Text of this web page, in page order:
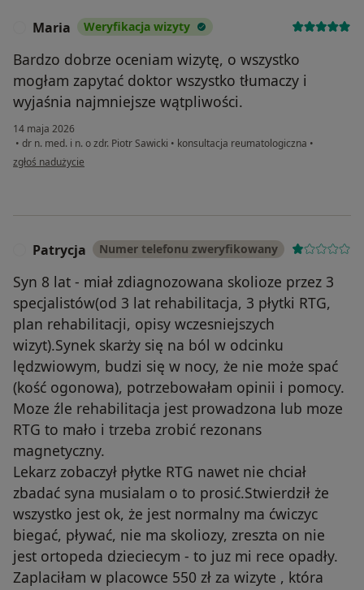
Maria Weryfikacja wizyty
Bardzo dobrze oceniam wizytę, o wszystko
mogłam zapytać doktor wszystko tłumaczy i
wyjaśnia najmniejsze wątpliwości.
14 maja 2026
• dr n. med. i n. o zdr. Piotr Sawicki • konsultacja reumatologiczna •
w opinii użytkownika Maria
zgłoś nadużycie
Patrycja Numer telefonu zweryfikowany
Syn 8 lat - miał zdiagnozowana skolioze przez 3
specjalistów(od 3 lat rehabilitacja, 3 płytki RTG,
plan rehabilitacji, opisy wczesniejszych
wizyt).Synek skarży się na ból w odcinku
lędzwiowym, budzi się w nocy, że nie może spać
(kość ogonowa), potrzebowałam opinii i pomocy.
Moze źle rehabilitacja jest prowadzona lub moze
RTG to mało i trzeba zrobić rezonans
magnetyczny.
Lekarz zobaczył płytke RTG nawet nie chciał
zbadać syna musialam o to prosić.Stwierdził że
wszystko jest ok, że jest normalny ma ćwiczyc
biegać, pływać, nie ma skoliozy, zreszta on nie
jest ortopeda dzieciecym - to juz mi rece opadły.
Zaplaciłam w placowce 550 zł za wizyte , która